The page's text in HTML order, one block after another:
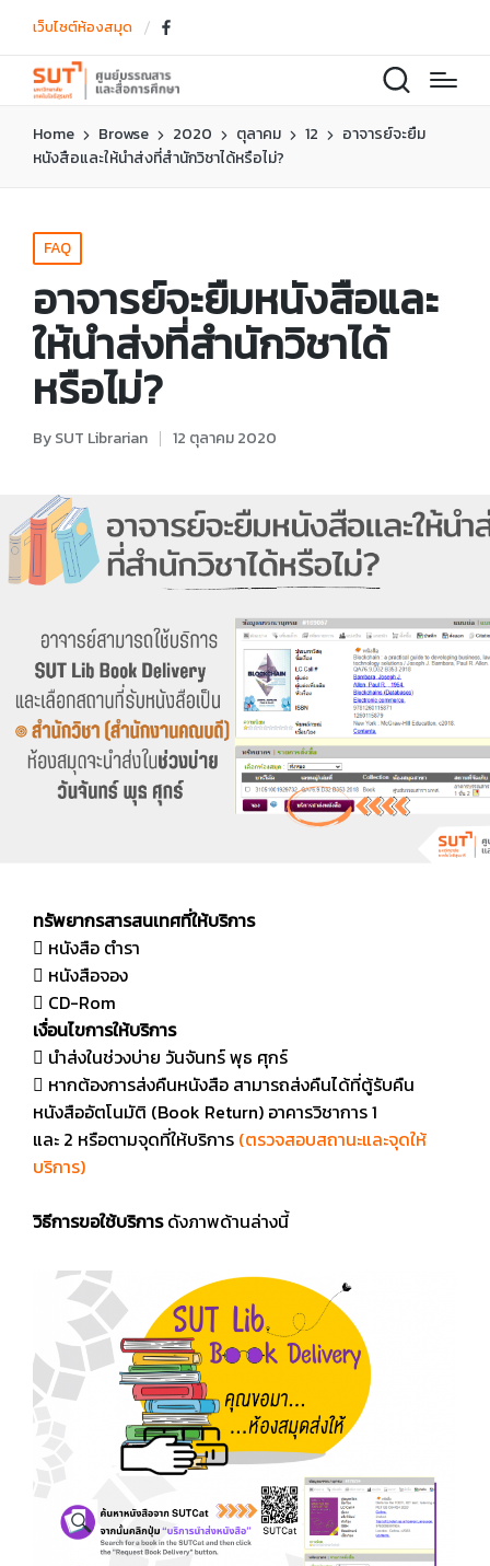
เว็บไซต์ห้องสมุด Facebook
Home Browse 2020 ตุลาคม 12
อาจารย์จะยืม
หนังสือและให้นำส่งที่สำนักวิชาได้หรือไม่?
Posted
in
FAQ
อาจารย์จะยืมหนังสือและ
ให้นำส่งที่สำนักวิชาได้
หรือไม่?
Posted
BySUT Librarian 12 ตุลาคม 2020
ทรัพยากรสารสนเทศที่ให้บริการ
 หนังสือ ตำรา
 หนังสือจอง
 CD-Rom
เงื่อนไขการให้บริการ
 นำส่งในช่วงบ่าย วันจันทร์ พุธ ศุกร์
 หากต้องการส่งคืนหนังสือ สามารถส่งคืนได้ที่ตู้รับคืน
หนังสืออัตโนมัติ (Book Return) อาคารวิชาการ 1
และ 2 หรือตามจุดที่ให้บริการ (ตรวจสอบสถานะและจุดให้
บริการ)
วิธีการขอใช้บริการดังภาพด้านล่างนี้